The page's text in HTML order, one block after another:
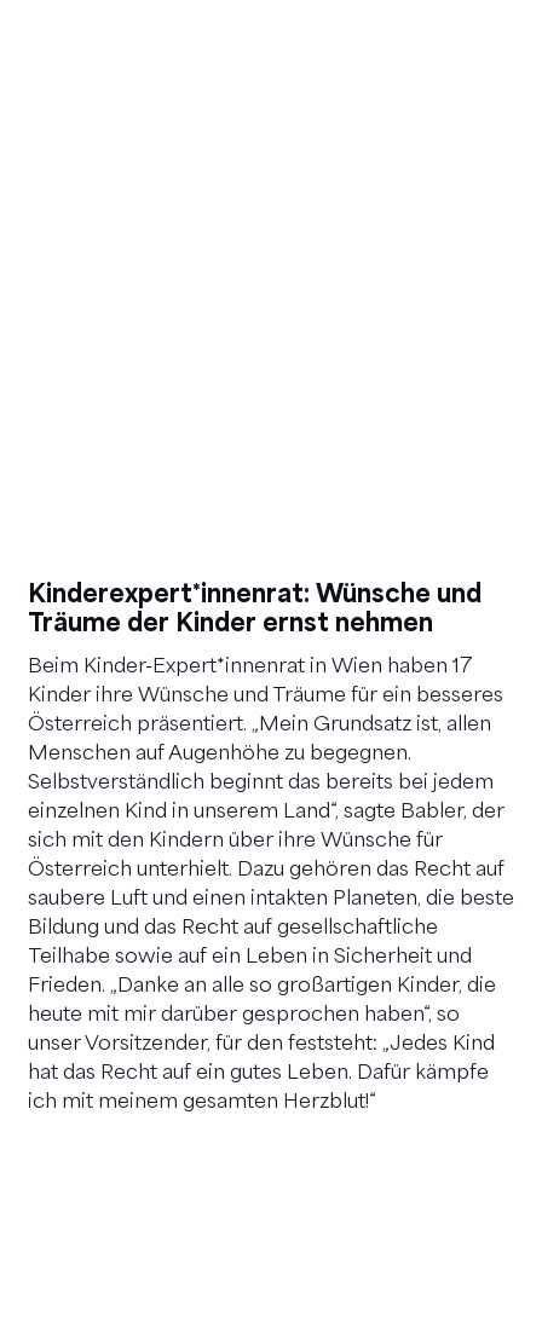
Kinderexpert*innenrat: Wünsche und
Träume der Kinder ernst nehmen
Beim Kinder-Expert*innenrat in Wien haben 17
Kinder ihre Wünsche und Träume für ein besseres
Österreich präsentiert. „Mein Grundsatz ist, allen
Menschen auf Augenhöhe zu begegnen.
Selbstverständlich beginnt das bereits bei jedem
einzelnen Kind in unserem Land“, sagte Babler, der
sich mit den Kindern über ihre Wünsche für
Österreich unterhielt. Dazu gehören das Recht auf
saubere Luft und einen intakten Planeten, die beste
Bildung und das Recht auf gesellschaftliche
Teilhabe sowie auf ein Leben in Sicherheit und
Frieden. „Danke an alle so großartigen Kinder, die
heute mit mir darüber gesprochen haben“, so
unser Vorsitzender, für den feststeht: „Jedes Kind
hat das Recht auf ein gutes Leben. Dafür kämpfe
ich mit meinem gesamten Herzblut!“